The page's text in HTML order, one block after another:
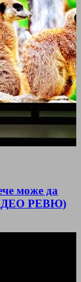
може да
РЕВЮ)